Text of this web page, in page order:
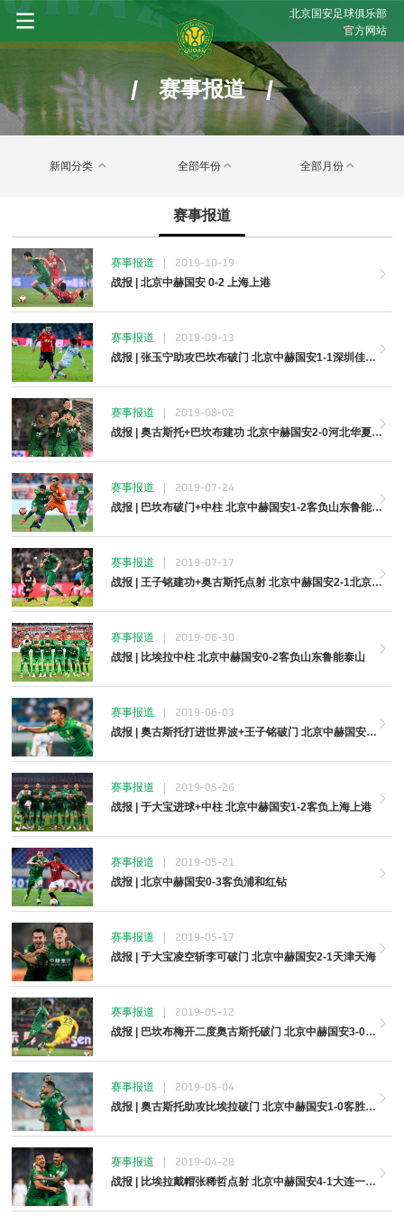
北京国安足球俱乐部
官方网站
/ 赛事报道 /
新闻分类 全部年份 全部月份
赛事报道
赛事报道 | 2019-10-19
战报 | 北京中赫国安 0-2 上海上港
赛事报道 | 2019-09-13
战报 | 张玉宁助攻巴坎布破门 北京中赫国安1-1深圳佳兆业
赛事报道 | 2019-08-02
战报 | 奥古斯托+巴坎布建功 北京中赫国安2-0河北华夏幸福
赛事报道 | 2019-07-24
战报 | 巴坎布破门+中柱 北京中赫国安1-2客负山东鲁能泰山
赛事报道 | 2019-07-17
战报 | 王子铭建功+奥古斯托点射 北京中赫国安2-1北京人和
赛事报道 | 2019-06-30
战报 | 比埃拉中柱 北京中赫国安0-2客负山东鲁能泰山
赛事报道 | 2019-06-03
战报 | 奥古斯托打进世界波+王子铭破门 北京中赫国安2-1客胜天津泰达
赛事报道 | 2019-05-26
战报 | 于大宝进球+中柱 北京中赫国安1-2客负上海上港
赛事报道 | 2019-05-21
战报 | 北京中赫国安0-3客负浦和红钻
赛事报道 | 2019-05-17
战报 | 于大宝凌空斩李可破门 北京中赫国安2-1天津天海
赛事报道 | 2019-05-12
战报 | 巴坎布梅开二度奥古斯托破门 北京中赫国安3-0深圳佳兆业
赛事报道 | 2019-05-04
战报 | 奥古斯托助攻比埃拉破门 北京中赫国安1-0客胜广州恒大淘宝
赛事报道 | 2019-04-28
战报 | 比埃拉戴帽张稀哲点射 北京中赫国安4-1大连一方创纪录